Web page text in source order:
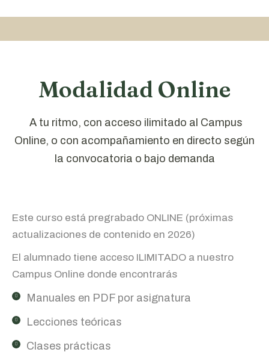
Modalidad Online
A tu ritmo, con acceso ilimitado al Campus
Online, o con acompañamiento en directo según
la convocatoria o bajo demanda
Este curso está pregrabado ONLINE (próximas
actualizaciones de contenido en 2026)
El alumnado tiene acceso ILIMITADO a nuestro
Campus Online donde encontrarás
Manuales en PDF por asignatura
Lecciones teóricas
Clases prácticas